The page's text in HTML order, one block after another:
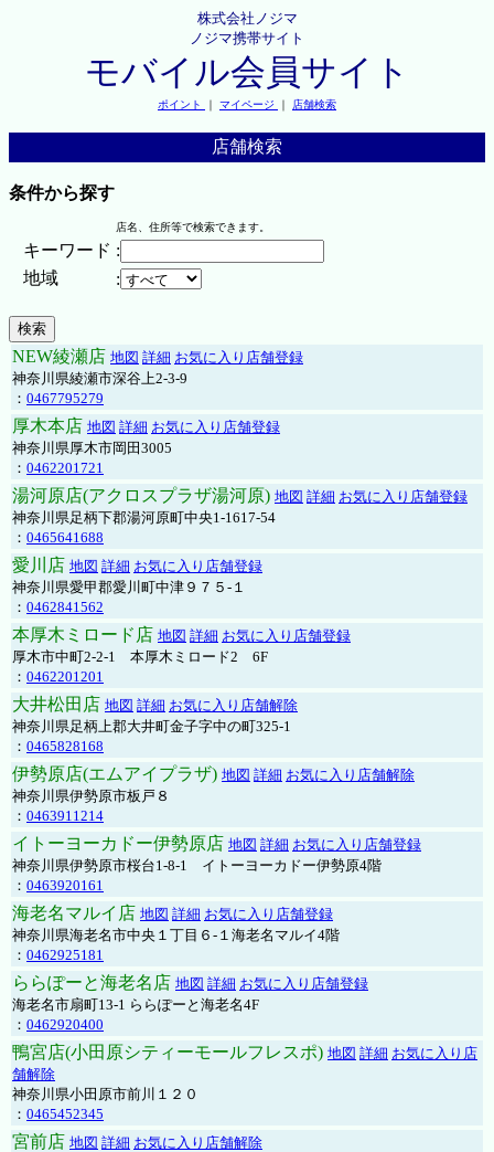
株式会社ノジマ
ノジマ携帯サイト
モバイル会員サイト
ポイント ｜ マイページ ｜ 店舗検索
店舗検索
条件から探す
店名、住所等で検索できます。
キーワード :
地域
:
NEW綾瀬店 地図 詳細 お気に入り店舗登録
神奈川県綾瀬市深谷上2-3-9
： 0467795279
厚木本店 地図 詳細 お気に入り店舗登録
神奈川県厚木市岡田3005
： 0462201721
湯河原店(アクロスプラザ湯河原) 地図 詳細 お気に入り店舗登録
神奈川県足柄下郡湯河原町中央1-1617-54
： 0465641688
愛川店 地図 詳細 お気に入り店舗登録
神奈川県愛甲郡愛川町中津９７５-１
： 0462841562
本厚木ミロード店 地図 詳細 お気に入り店舗登録
厚木市中町2-2-1 本厚木ミロード2 6F
： 0462201201
大井松田店 地図 詳細 お気に入り店舗解除
神奈川県足柄上郡大井町金子字中の町325-1
： 0465828168
伊勢原店(エムアイプラザ) 地図 詳細 お気に入り店舗解除
神奈川県伊勢原市板戸８
： 0463911214
イトーヨーカドー伊勢原店 地図 詳細 お気に入り店舗登録
神奈川県伊勢原市桜台1-8-1 イトーヨーカドー伊勢原4階
： 0463920161
海老名マルイ店 地図 詳細 お気に入り店舗登録
神奈川県海老名市中央１丁目６-１海老名マルイ4階
： 0462925181
ららぽーと海老名店 地図 詳細 お気に入り店舗登録
海老名市扇町13-1 ららぽーと海老名4F
： 0462920400
鴨宮店(小田原シティーモールフレスポ) 地図 詳細 お気に入り店
舗解除
神奈川県小田原市前川１２０
： 0465452345
宮前店 地図 詳細 お気に入り店舗解除